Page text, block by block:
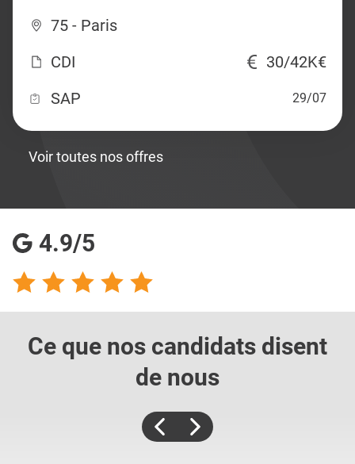
75 - Paris
CDI
30/42K€
SAP
29/07
Voir toutes nos offres
4.9/5
Ce que nos candidats disent
de nous